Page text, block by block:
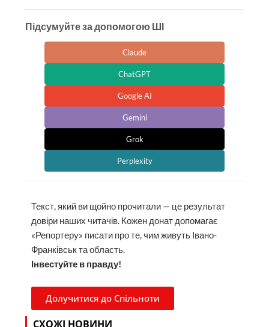
Підсумуйте за допомогою ШІ
Claude
ChatGPT
Google AI
Gemini
Grok
Perplexity
Текст, який ви щойно прочитали — це результат
довіри наших читачів. Кожен донат допомагає
«Репортеру» писати про те, чим живуть Івано-
Франківськ та область.
Інвестуйте в правду!
Долучитися до Спільноти
СХОЖІ НОВИНИ